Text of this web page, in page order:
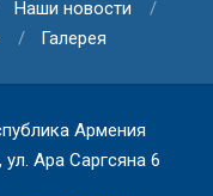
Наши новости
Галерея
Армения
ул. Ара Саргсяна 6